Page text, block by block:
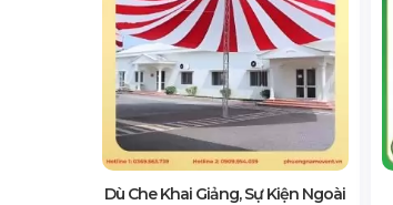
Dù Che Khai Giảng, Sự Kiện Ngoài